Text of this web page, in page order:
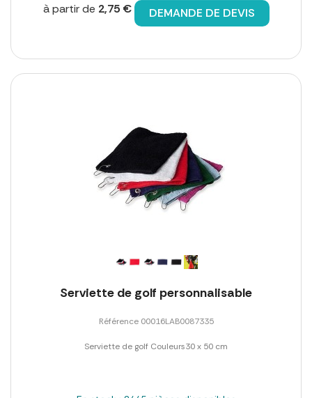
à partir de 2,75 € DEMANDE DE DEVIS
Serviette de golf personnalisable
Référence 00016LAB0087335
Serviette de golf Couleurs30 x 50 cm